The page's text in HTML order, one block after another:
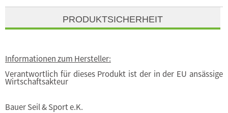
PRODUKTSICHERHEIT
Informationen zum Hersteller:
Verantwortlich für dieses Produkt ist der in der EU ansässige
Wirtschaftsakteur
Bauer Seil & Sport e.K.